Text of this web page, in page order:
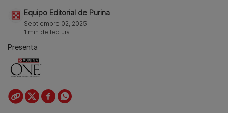
Equipo Editorial de Purina
Septiembre 02, 2025
1 min de lectura
Presenta